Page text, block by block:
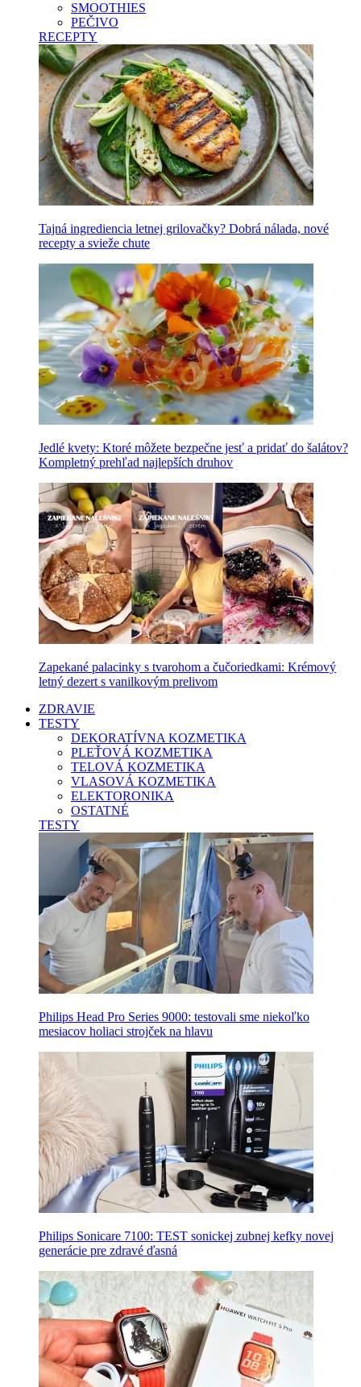
SMOOTHIES
PEČIVO
RECEPTY
Tajná ingrediencia letnej grilovačky? Dobrá nálada, nové
recepty a svieže chute
Jedlé kvety: Ktoré môžete bezpečne jesť a pridať do šalátov?
Kompletný prehľad najlepších druhov
Zapekané palacinky s tvarohom a čučoriedkami: Krémový
letný dezert s vanilkovým prelivom
ZDRAVIE
TESTY
DEKORATÍVNA KOZMETIKA
PLEŤOVÁ KOZMETIKA
TELOVÁ KOZMETIKA
VLASOVÁ KOZMETIKA
ELEKTORONIKA
OSTATNÉ
TESTY
Philips Head Pro Series 9000: testovali sme niekoľko
mesiacov holiaci strojček na hlavu
Philips Sonicare 7100: TEST sonickej zubnej kefky novej
generácie pre zdravé ďasná